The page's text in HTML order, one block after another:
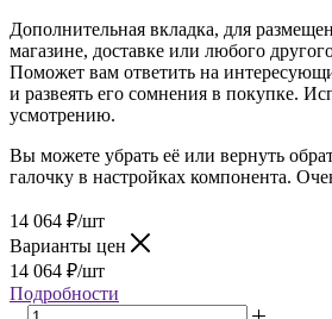
Дополнительная вкладка, для
магазине, доставке или любого
Поможет вам ответить на
и развеять его сомнения в покупке.
усмотрению.
Вы можете убрать её или вернуть
галочку в настройках компонента.
14 064 ₽/шт
Варианты цен
14 064 ₽/шт
Подробности